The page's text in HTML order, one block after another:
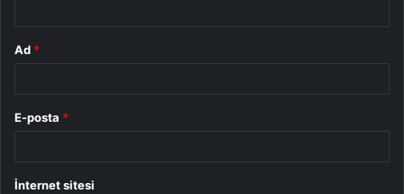
Ad *
E-posta *
İnternet sitesi